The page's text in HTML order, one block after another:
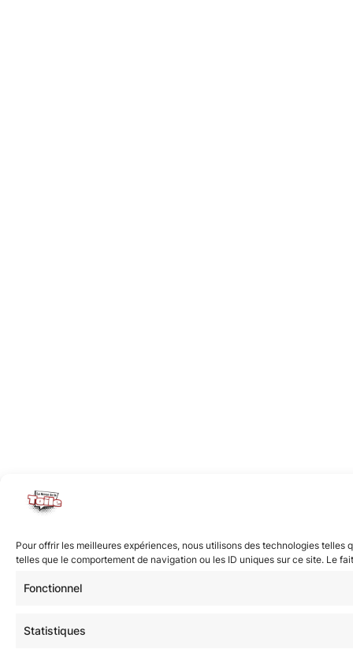
Pour offrir les meilleures expériences, nous utilisons des technologies
telles que le comportement de navigation ou les ID uniques sur ce site. Le
Fonctionnel
Statistiques